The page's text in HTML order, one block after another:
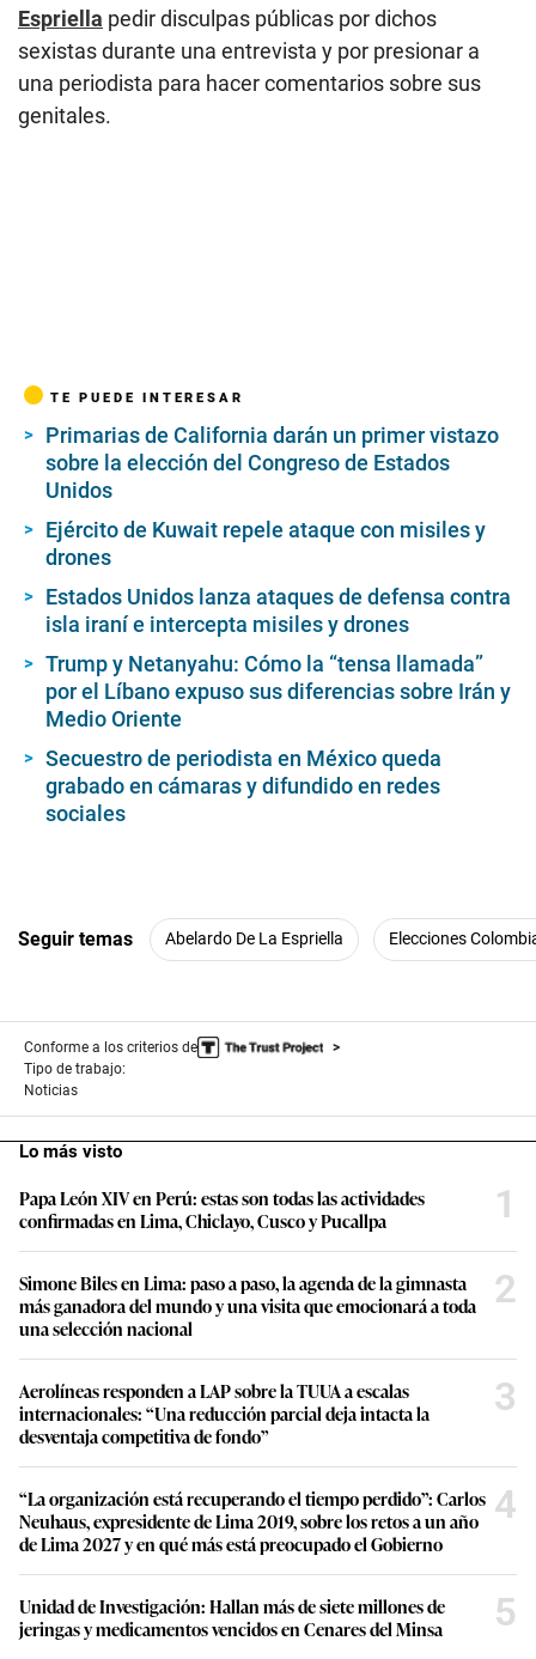
Espriella pedir disculpas públicas por dichos
sexistas durante una entrevista y por presionar a
una periodista para hacer comentarios sobre sus
genitales.
TE PUEDE INTERESAR
Primarias de California darán un primer vistazo
sobre la elección del Congreso de Estados
Unidos
Ejército de Kuwait repele ataque con misiles y
drones
Estados Unidos lanza ataques de defensa contra
isla iraní e intercepta misiles y drones
Trump y Netanyahu: Cómo la “tensa llamada”
por el Líbano expuso sus diferencias sobre Irán y
Medio Oriente
Secuestro de periodista en México queda
grabado en cámaras y difundido en redes
sociales
Seguir temas Abelardo De La Espriella Elecciones
Conforme a los criterios de
Tipo de trabajo:
Noticias
Lo más visto
Papa León XIV en Perú: estas son todas las actividades
confirmadas en Lima, Chiclayo, Cusco y Pucallpa
1
Simone Biles en Lima: paso a paso, la agenda de la gimnasta
más ganadora del mundo y una visita que emocionará a toda
una selección nacional
2
Aerolíneas responden a LAP sobre la TUUA a escalas
internacionales: “Una reducción parcial deja intacta la
desventaja competitiva de fondo”
3
“La organización está recuperando el tiempo perdido”: Carlos
Neuhaus, expresidente de Lima 2019, sobre los retos a un año
de Lima 2027 y en qué más está preocupado el Gobierno
4
Unidad de Investigación: Hallan más de siete millones de
jeringas y medicamentos vencidos en Cenares del Minsa
5